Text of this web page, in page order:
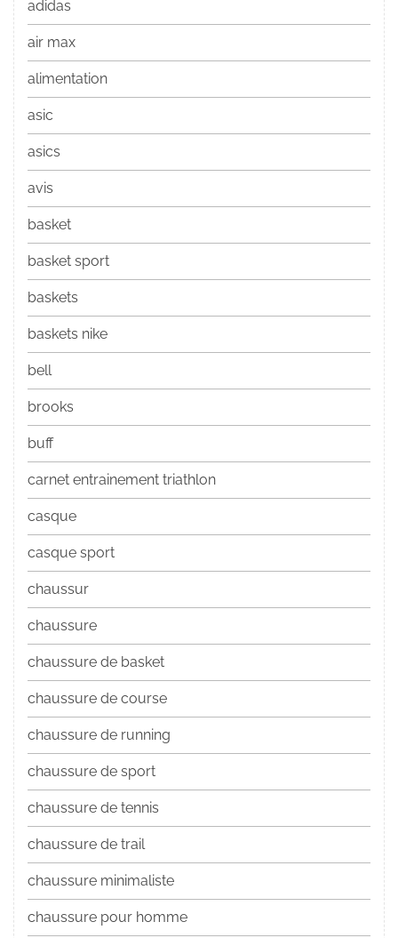
adidas
air max
alimentation
asic
asics
avis
basket
basket sport
baskets
baskets nike
bell
brooks
buff
carnet entrainement triathlon
casque
casque sport
chaussur
chaussure
chaussure de basket
chaussure de course
chaussure de running
chaussure de sport
chaussure de tennis
chaussure de trail
chaussure minimaliste
chaussure pour homme